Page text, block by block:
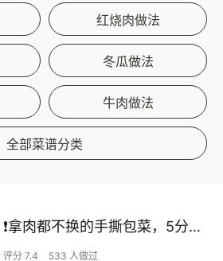
红烧肉做法
冬瓜做法
牛肉做法
全部菜谱分类
❗拿肉都不换的手撕包菜，5分钟快手家常菜🔥
评分 7.4 533 人做过